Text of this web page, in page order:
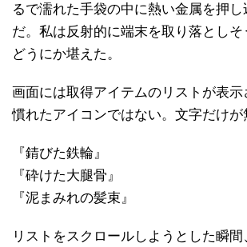
るで濡れた手袋の中に熱い金属を押
だ。私は反射的に端末を取り落としそ
どうにか堪えた。
画面には取得アイテムのリストが表
慣れたアイコンではない。文字だけが
『錆びた鉄輪』
『砕けた大腿骨』
『泥まみれの髪束』
リストをスクロールしようとした瞬